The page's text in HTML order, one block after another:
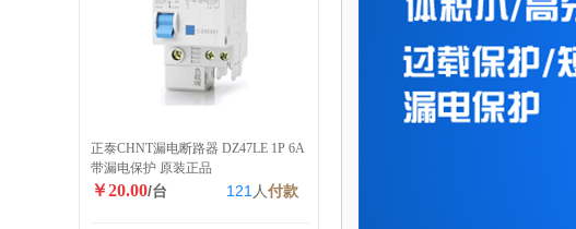
正泰CHNT漏电断路器 DZ47LE 1P 6A
带漏电保护 原装正品
￥20.00/台 121 人付款